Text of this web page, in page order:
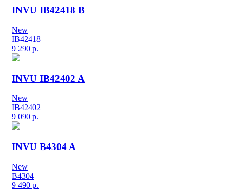
INVU IB42418 B
New
IB42418
9 290 р.
INVU IB42402 A
New
IB42402
9 090 р.
INVU B4304 A
New
B4304
9 490 р.